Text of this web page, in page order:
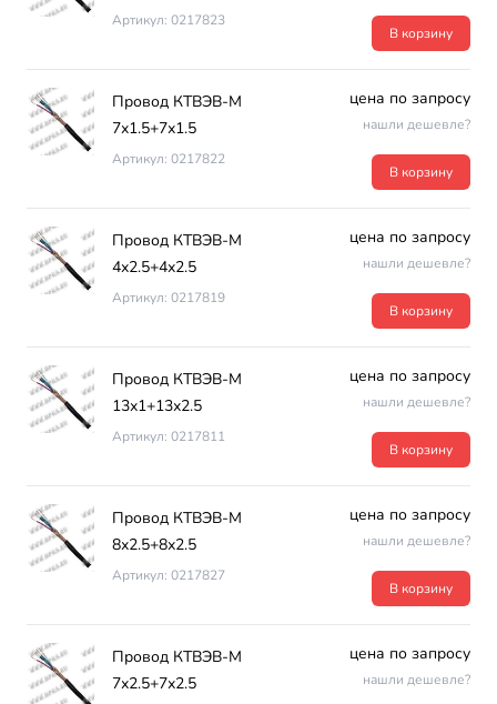
Артикул: 0217823
В корзину
Провод КТВЭВ-М
7х1.5+7х1.5
Артикул: 0217822
цена по запросу
нашли дешевле?
В корзину
Провод КТВЭВ-М
4х2.5+4х2.5
Артикул: 0217819
цена по запросу
нашли дешевле?
В корзину
Провод КТВЭВ-М
13х1+13х2.5
Артикул: 0217811
цена по запросу
нашли дешевле?
В корзину
Провод КТВЭВ-М
8х2.5+8х2.5
Артикул: 0217827
цена по запросу
нашли дешевле?
В корзину
Провод КТВЭВ-М
7х2.5+7х2.5
цена по запросу
нашли дешевле?